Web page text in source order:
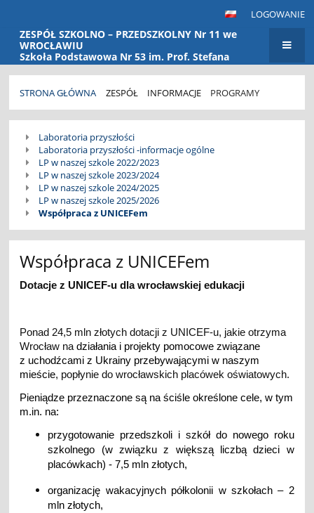
LOGOWANIE
ZESPÓŁ SZKOLNO – PRZEDSZKOLNY Nr 11 we
WROCŁAWIU
Szkoła Podstawowa Nr 53 im. Prof. Stefana
Banacha Przedszkole Nr 115
STRONA GŁÓWNA ZESPÓŁ INFORMACJE PROGRAMY
Programy
Laboratoria przyszłości
Laboratoria przyszłości -informacje ogólne
LP w naszej szkole 2022/2023
LP w naszej szkole 2023/2024
LP w naszej szkole 2024/2025
LP w naszej szkole 2025/2026
Współpraca z UNICEFem
Współpraca z UNICEFem
Dotacje z UNICEF-u dla wrocławskiej edukacji
Ponad 24,5 mln złotych dotacji z UNICEF-u, jakie otrzyma
Wrocław nadziałania i projekty pomocowe związane
z uchodźcami z Ukrainy przebywającymi w naszym
mieście, popłynie do wrocławskich placówek oświatowych.
Pieniądze przeznaczone są na ściśle określone cele, w tym
m.in. na:
przygotowanie przedszkoli i szkół do nowego roku
szkolnego (w związku z większą liczbą dzieci w
placówkach) - 7,5 mln złotych,
organizację wakacyjnych półkolonii w szkołach – 2
mln złotych,